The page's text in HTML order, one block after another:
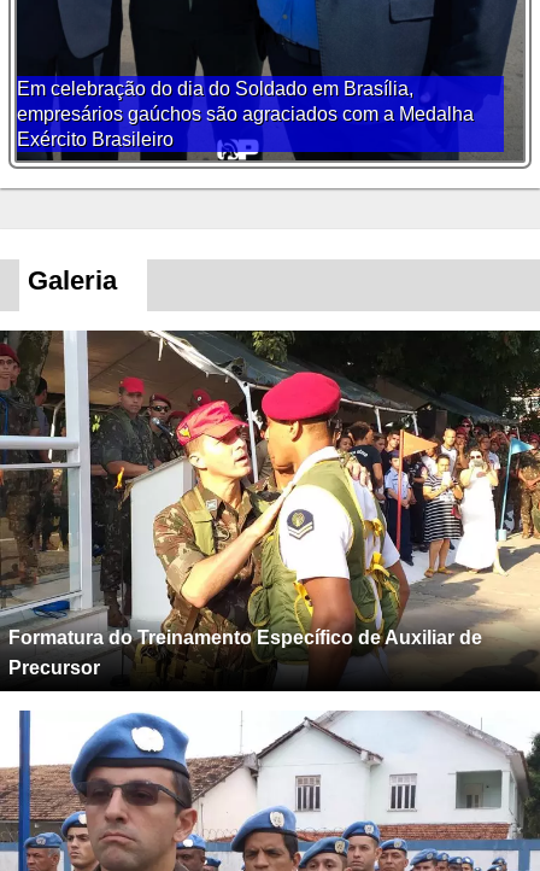
Em celebração do dia do Soldado em Brasília,
empresários gaúchos são agraciados com a Medalha
Exército Brasileiro
Galeria
Formatura do Treinamento Específico de Auxiliar de
Precursor